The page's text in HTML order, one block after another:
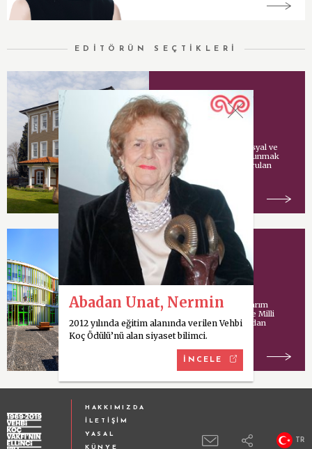
EDİTÖRÜN SEÇTİKLERİ
Vehbi Koç Vakfı
Vehbi Koç tarafından sosyal ve
kültürel hizmetlerde bulunmak
amacıyla İstanbul’da kurulan
vakıf.
Koç Model Okulu
Uluslararası mimari tasarım
şirketi Cannon Design ve Milli
Eğitim Bakanlığı tarafından
ortaklaşa yürütülen
Abadan Unat, Nermin
2012 yılında eğitim alanında verilen Vehbi
Koç Ödülü’nü alan siyaset bilimci.
İNCELE
HAKKIMIZDA
İLETİŞİM
YASAL
KÜNYE
TR